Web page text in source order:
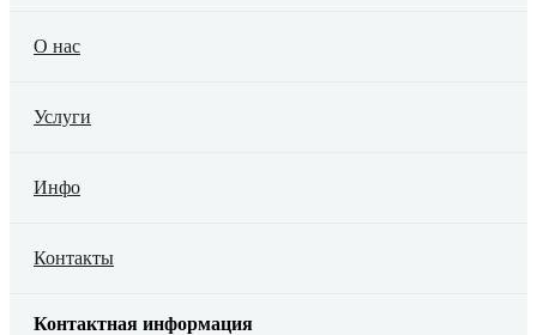
О нас
Услуги
Инфо
Контакты
Контактная информация